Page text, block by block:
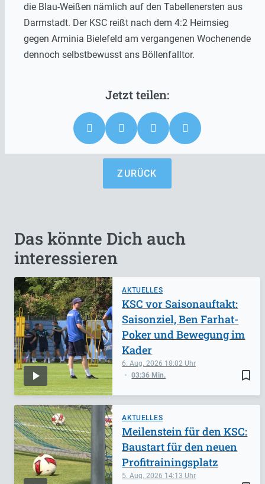
die Blau-Weißen nämlich auf den Tabellenersten aus
Darmstadt. Der KSC reißt nach dem 4:2 Heimsieg
gegen Arminia Bielefeld am vergangenen Wochenende
dennoch selbstbewusst ans Böllenfalltor.
ZURÜCK
Das könnte Dich auch
interessieren
AKTUELLES
bookmark_border
6. Aug. 2026 18:02
03:36 Min.
KSC vor Saisonauftakt:
Saisonziel, Ben Farhat-
Poker und Bewegung im
Kader
AKTUELLES
5. Aug. 2026 14:13
Meilenstein für den KSC:
Baustart für den neuen
Profitrainingsplatz